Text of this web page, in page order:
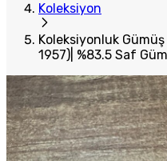
Koleksiyon
Koleksiyonluk
1957)| %83.5 Saf